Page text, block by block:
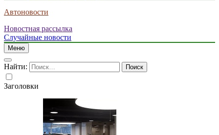
Автоновости
Новостная рассылка
Случайные новости
Меню
Найти:
Заголовки